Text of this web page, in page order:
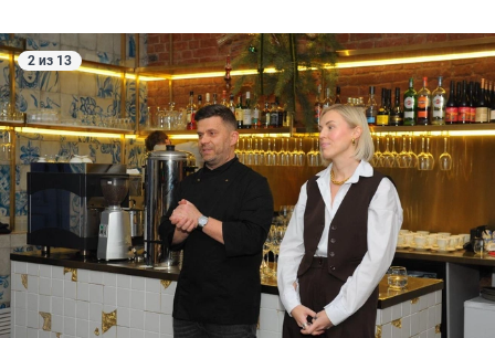
2 из 13